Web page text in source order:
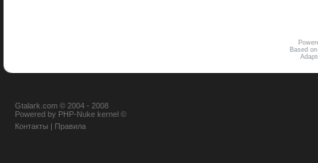
Based
Gtalark.com © 2004 - 2008
Powered by PHP-Nuke kernel ©
Контакты | Правила